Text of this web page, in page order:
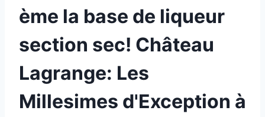
ème la base de liqueur
section sec! Château
Lagrange: Les
Millesimes d'Exception à